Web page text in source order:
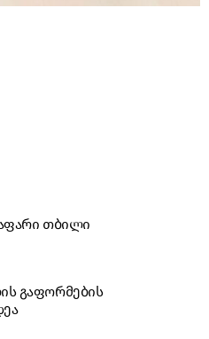
თბილი
გაფორმების